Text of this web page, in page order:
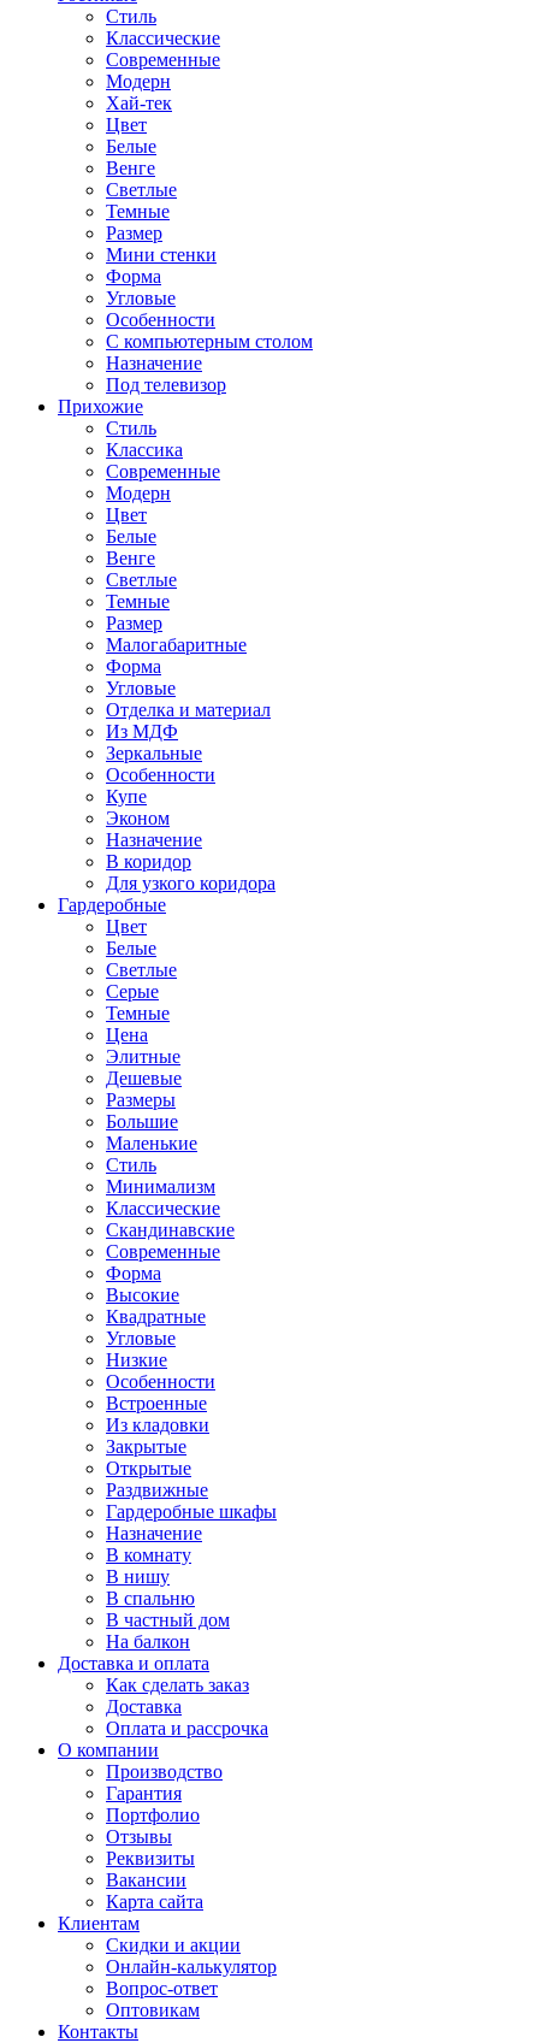
Стиль
Классические
Современные
Модерн
Хай-тек
Цвет
Белые
Венге
Светлые
Темные
Размер
Мини стенки
Форма
Угловые
Особенности
С компьютерным столом
Назначение
Под телевизор
Прихожие
Стиль
Классика
Современные
Модерн
Цвет
Белые
Венге
Светлые
Темные
Размер
Малогабаритные
Форма
Угловые
Отделка и материал
Из МДФ
Зеркальные
Особенности
Купе
Эконом
Назначение
В коридор
Для узкого коридора
Гардеробные
Цвет
Белые
Светлые
Серые
Темные
Цена
Элитные
Дешевые
Размеры
Большие
Маленькие
Стиль
Минимализм
Классические
Скандинавские
Современные
Форма
Высокие
Квадратные
Угловые
Низкие
Особенности
Встроенные
Из кладовки
Закрытые
Открытые
Раздвижные
Гардеробные шкафы
Назначение
В комнату
В нишу
В спальню
В частный дом
На балкон
Доставка и оплата
Как сделать заказ
Доставка
Оплата и рассрочка
О компании
Производство
Гарантия
Портфолио
Отзывы
Реквизиты
Вакансии
Карта сайта
Клиентам
Скидки и акции
Онлайн-калькулятор
Вопрос-ответ
Оптовикам
Контакты